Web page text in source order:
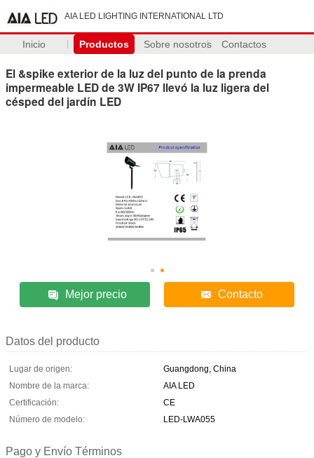
AIA LED LIGHTING INTERNATIONAL LTD
Inicio Productos Sobre nosotros Contactos
El &spike exterior de la luz del punto de la prenda
impermeable LED de 3W IP67 llevó la luz ligera del
césped del jardín LED
Mejor precio Contacto
Datos del producto
Lugar de origen:
Guangdong, China
Nombre de la marca:
AIA LED
Certificación:
CE
Número de modelo:
LED-LWA055
Pago y Envío Términos